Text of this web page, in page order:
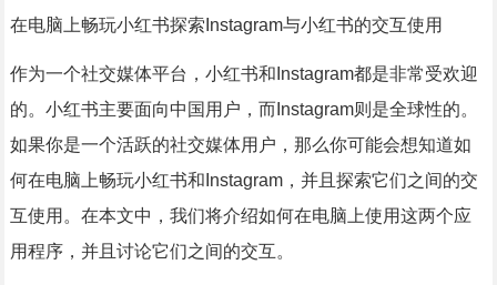
在电脑上畅玩小红书探索Instagram与小红书的交互使用
作为一个社交媒体平台，小红书和Instagram都是非常受欢迎
的。小红书主要面向中国用户，而Instagram则是全球性的。
如果你是一个活跃的社交媒体用户，那么你可能会想知道如
何在电脑上畅玩小红书和Instagram，并且探索它们之间的交
互使用。在本文中，我们将介绍如何在电脑上使用这两个应
用程序，并且讨论它们之间的交互。